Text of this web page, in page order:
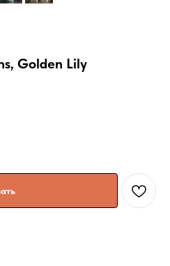
Golden Lily